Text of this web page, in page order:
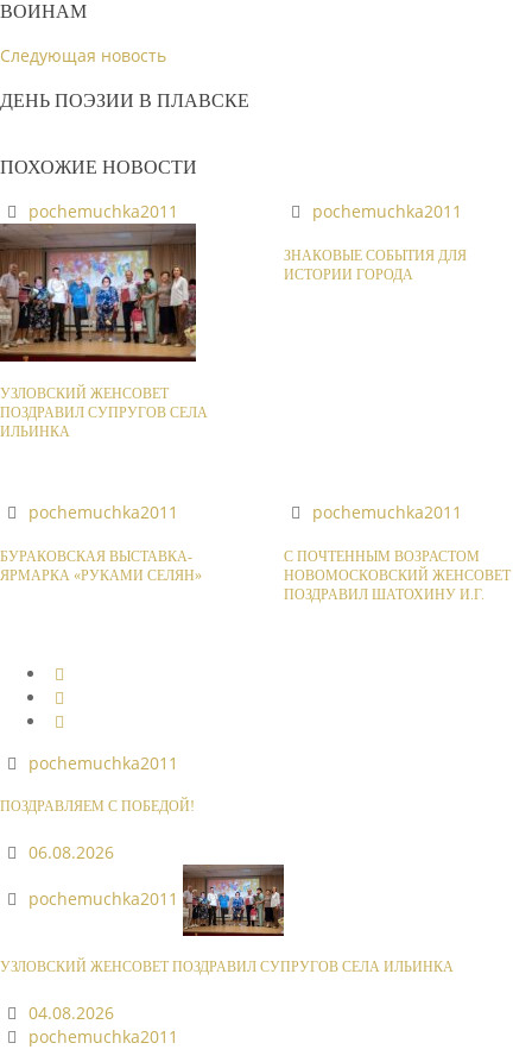
ВОИНАМ
Следующая новость
ДЕНЬ ПОЭЗИИ В ПЛАВСКЕ
ПОХОЖИЕ НОВОСТИ
pochemuchka2011
УЗЛОВСКИЙ ЖЕНСОВЕТ
ПОЗДРАВИЛ СУПРУГОВ СЕЛА
ИЛЬИНКА
pochemuchka2011
ЗНАКОВЫЕ СОБЫТИЯ ДЛЯ
ИСТОРИИ ГОРОДА
pochemuchka2011
БУРАКОВСКАЯ ВЫСТАВКА-
ЯРМАРКА «РУКАМИ СЕЛЯН»
pochemuchka2011
С ПОЧТЕННЫМ ВОЗРАСТОМ
НОВОМОСКОВСКИЙ ЖЕНСОВЕТ
ПОЗДРАВИЛ ШАТОХИНУ И.Г.
pochemuchka2011
ПОЗДРАВЛЯЕМ С ПОБЕДОЙ!
06.08.2026
pochemuchka2011
УЗЛОВСКИЙ ЖЕНСОВЕТ ПОЗДРАВИЛ СУПРУГОВ СЕЛА ИЛЬИНКА
04.08.2026
pochemuchka2011